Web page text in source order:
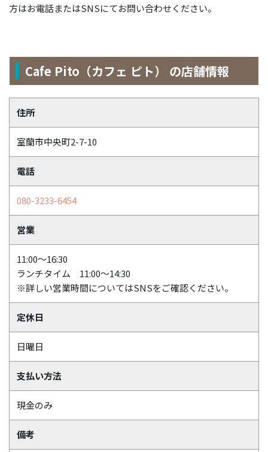
方はお電話またはSNSにてお問い合わせください。
Cafe Pito（カフェ ピト） の店舗情報
住所
室蘭市中央町2-7-10
電話
080-3233-6454
営業
11:00～16:30
ランチタイム 11:00～14:30
※詳しい営業時間についてはSNSをご確認ください。
定休日
日曜日
支払い方法
現金のみ
備考